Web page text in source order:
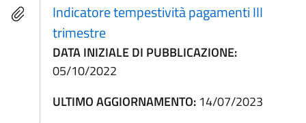
Indicatore tempestività pagamenti III
trimestre
DATA INIZIALE DI PUBBLICAZIONE:
05/10/2022
ULTIMO AGGIORNAMENTO: 14/07/2023